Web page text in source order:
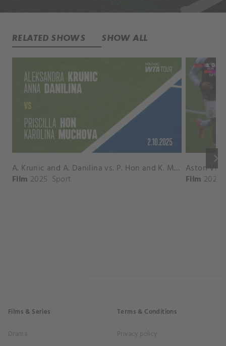
RELATED SHOWS SHOW ALL
keyboard_arrow_right
A. Krunic and A. Danilina vs. P. Hon and K. Muchova Match Highlights - BEIJING_Capital Group Diamond ( October 02, 2025)
Film 2025 Sport Film 2026
Films & Series
Drama
Terms & Conditions
Privacy policy